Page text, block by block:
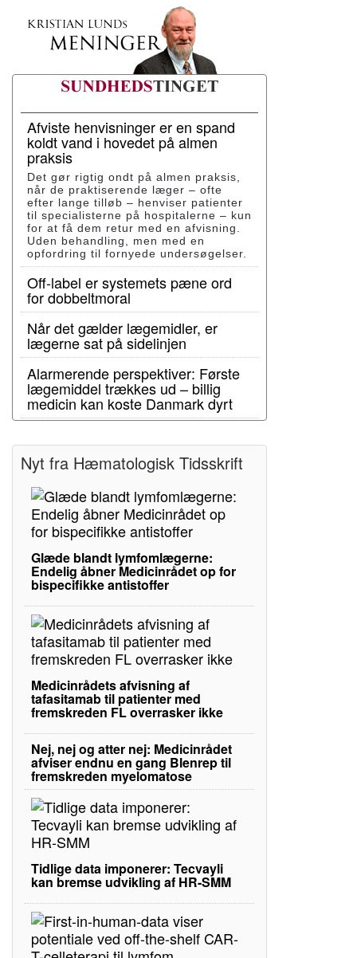
Afviste henvisninger er en spand
koldt vand i hovedet på almen
praksis
Det gør rigtig ondt på almen praksis,
når de praktiserende læger – ofte
efter lange tilløb – henviser patienter
til specialisterne på hospitalerne – kun
for at få dem retur med en afvisning.
Uden behandling, men med en
opfordring til fornyede undersøgelser.
Off-label er systemets pæne ord
for dobbeltmoral
Når det gælder lægemidler, er
lægerne sat på sidelinjen
Alarmerende perspektiver: Første
lægemiddel trækkes ud – billig
medicin kan koste Danmark dyrt
Nyt fra Hæmatologisk Tidsskrift
Glæde blandt lymfomlægerne:
Endelig åbner Medicinrådet op for
bispecifikke antistoffer
Medicinrådets afvisning af
tafasitamab til patienter med
fremskreden FL overrasker ikke
Nej, nej og atter nej: Medicinrådet
afviser endnu en gang Blenrep til
fremskreden myelomatose
Tidlige data imponerer: Tecvayli
kan bremse udvikling af HR-SMM